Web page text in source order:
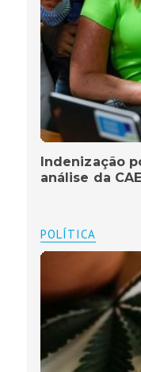
Indenização
análise da
POLÍTICA